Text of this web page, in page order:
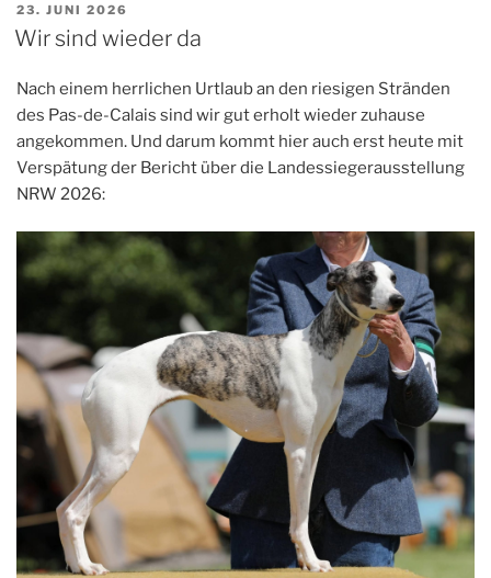
VERÖFFENTLICHT
AM
23. JUNI 2026
Wir sind wieder da
Nach einem herrlichen Urtlaub an den riesigen Stränden
des Pas-de-Calais sind wir gut erholt wieder zuhause
angekommen. Und darum kommt hier auch erst heute mit
Verspätung der Bericht über die Landessiegerausstellung
NRW 2026: